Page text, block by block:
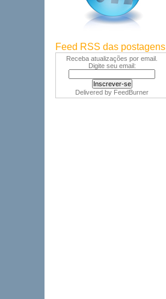
Feed RSS das postagens
Receba atualizações por email.
Digite seu email:
Delivered by FeedBurner